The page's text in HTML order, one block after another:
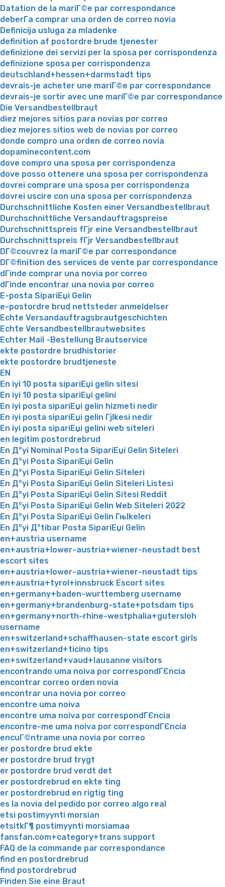
Datation de la mariГ©e par correspondance
deberГ­a comprar una orden de correo novia
Definicija usluga za mladenke
definition af postordre brude tjenester
definizione dei servizi per la sposa per corrispondenza
definizione sposa per corrispondenza
deutschland+hessen+darmstadt tips
devrais-je acheter une mariГ©e par correspondance
devrais-je sortir avec une mariГ©e par correspondance
Die Versandbestellbraut
diez mejores sitios para novias por correo
diez mejores sitios web de novias por correo
donde compro una orden de correo novia
dopaminecontent.com
dove compro una sposa per corrispondenza
dove posso ottenere una sposa per corrispondenza
dovrei comprare una sposa per corrispondenza
dovrei uscire con una sposa per corrispondenza
Durchschnittliche Kosten einer Versandbestellbraut
Durchschnittliche Versandauftragspreise
Durchschnittspreis fГјr eine Versandbestellbraut
Durchschnittspreis fГјr Versandbestellbraut
DГ©couvrez la mariГ©e par correspondance
DГ©finition des services de vente par correspondance
dГіnde comprar una novia por correo
dГіnde encontrar una novia por correo
E-posta SipariЕџi Gelin
e-postordre brud nettsteder anmeldelser
Echte Versandauftragsbrautgeschichten
Echte Versandbestellbrautwebsites
Echter Mail -Bestellung Brautservice
ekte postordre brudhistorier
ekte postordre brudtjeneste
EN
En iyi 10 posta sipariЕџi gelin sitesi
En iyi 10 posta sipariЕџi gelini
En iyi posta sipariЕџi gelin hizmeti nedir
En iyi posta sipariЕџi gelin Гјlkesi nedir
En iyi posta sipariЕџi gelini web siteleri
en legitim postordrebrud
En Д°yi Nominal Posta SipariЕџi Gelin Siteleri
En Д°yi Posta SipariЕџi Gelin
En Д°yi Posta SipariЕџi Gelin Siteleri
En Д°yi Posta SipariЕџi Gelin Siteleri Listesi
En Д°yi Posta SipariЕџi Gelin Sitesi Reddit
En Д°yi Posta SipariЕџi Gelin Web Siteleri 2022
En Д°yi Posta SipariЕџi Gelin Гњlkeleri
En Д°yi Д°tibar Posta SipariЕџi Gelin
en+austria username
en+austria+lower-austria+wiener-neustadt best
escort sites
en+austria+lower-austria+wiener-neustadt tips
en+austria+tyrol+innsbruck Escort sites
en+germany+baden-wurttemberg username
en+germany+brandenburg-state+potsdam tips
en+germany+north-rhine-westphalia+gutersloh
username
en+switzerland+schaffhausen-state escort girls
en+switzerland+ticino tips
en+switzerland+vaud+lausanne visitors
encontrando uma noiva por correspondГЄncia
encontrar correo orden novia
encontrar una novia por correo
encontre uma noiva
encontre uma noiva por correspondГЄncia
encontre-me uma noiva por correspondГЄncia
encuГ©ntrame una novia por correo
er postordre brud ekte
er postordre brud trygt
er postordre brud verdt det
er postordrebrud en ekte ting
er postordrebrud en rigtig ting
es la novia del pedido por correo algo real
etsi postimyynti morsian
etsitkГ¶ postimyynti morsiamaa
fansfan.com+category+trans support
FAQ de la commande par correspondance
find en postordrebrud
find postordrebrud
Finden Sie eine Braut